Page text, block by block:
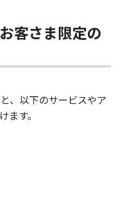
客さま限定の
、以下のサービスやア
ます。